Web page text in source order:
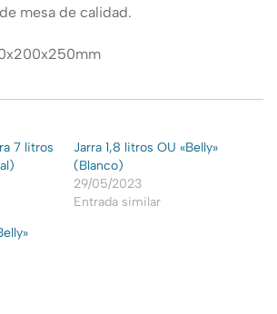
mesa de calidad.
7 litros
Jarra 1,8 litros OU «Belly»
(Blanco)
29/05/2023
Entrada similar